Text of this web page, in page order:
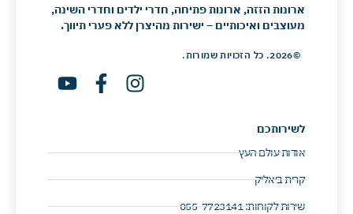
ארונות הזזה, ארונות פתיחה, חדרי ילדים וחדרי השינה,
מעוצבים ואיכותיים – ישירות מהיצרן ללא פערי תיווך.
©2026. כל הזכויות שמורות.
לשירותכם
אודות עולם העץ
קרית ביאליק
שירות לקוחות: 055-7723141 ​